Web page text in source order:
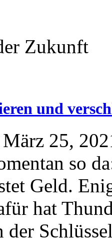
Zukunft
und
25,
so
Geld.
hat